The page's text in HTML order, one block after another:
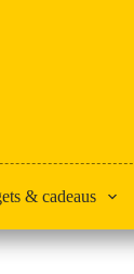
& cadeaus